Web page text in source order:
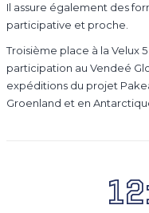
Il assure également des
participative et proche.
Troisième place à la Velux
participation au Vendeé
expéditions du projet
Groenland et en